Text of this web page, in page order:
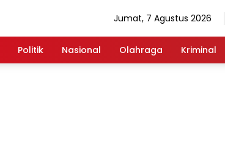
Jumat, 7 Agustus 2026
Politik Nasional Olahraga Kriminal